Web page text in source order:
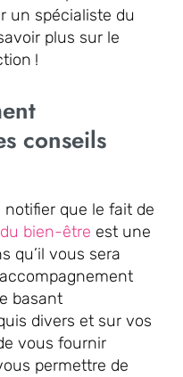
un spécialiste du
plus sur le
!
conseils
que le fait de
bien-être est une
qu’il vous sera
basant
divers et sur vos
vous fournir
permettre de